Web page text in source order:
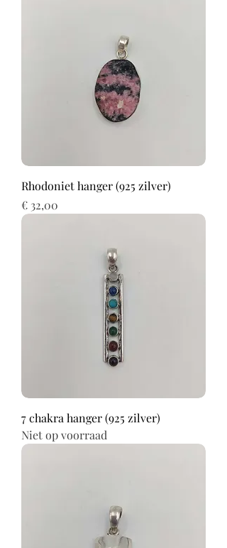
Rhodoniet hanger (925 zilver)
Prijs
€ 32,00
7 chakra hanger (925 zilver)
Niet op voorraad